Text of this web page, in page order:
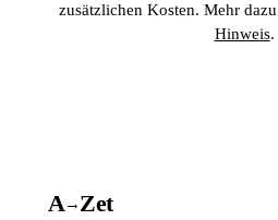
zusätzlichen Kosten. Mehr
Hinweis.
A→Zet